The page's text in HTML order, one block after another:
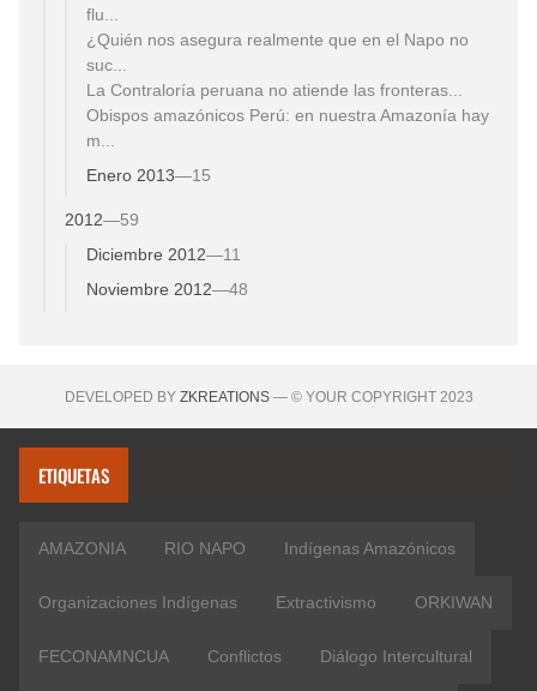
flu...
¿Quién nos asegura realmente que en el Napo no
suc...
La Contraloría peruana no atiende las fronteras...
Obispos amazónicos Perú: en nuestra Amazonía hay
m...
Enero 2013—15
2012—59
Diciembre 2012—11
Noviembre 2012—48
DEVELOPED BY ZKREATIONS— © YOUR COPYRIGHT 2023
ETIQUETAS
AMAZONIA RIO NAPO Indígenas Amazónicos
Organizaciones Indígenas Extractivismo ORKIWAN
FECONAMNCUA Conflictos Diálogo Intercultural